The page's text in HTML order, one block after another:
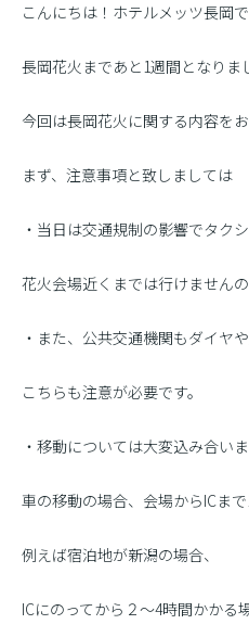
こんにちは！ホテルメッツ長岡で
長岡花火まであと1週間となりま
今回は長岡花火に関する内容をお
まず、注意事項と致しましては
・当日は交通規制の影響でタク
花火会場近くまでは行けません
・また、公共交通機関もダイヤ
こちらも注意が必要です。
・移動については大変込み合い
車の移動の場合、会場からICまで
例えば宿泊地が新潟の場合、
ICにのってから２〜4時間かかる